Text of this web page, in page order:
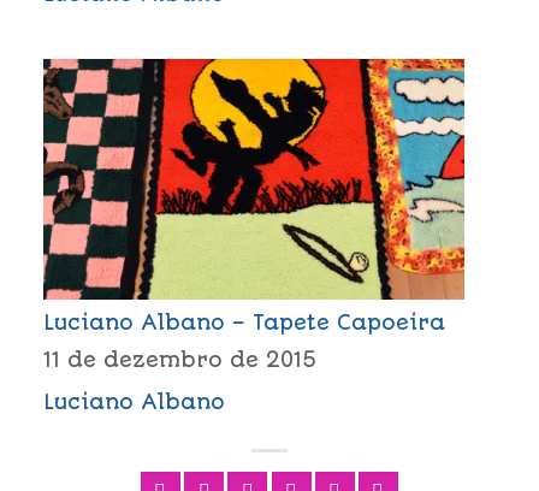
Luciano Albano – Tapete Capoeira
11 de dezembro de 2015
Luciano Albano